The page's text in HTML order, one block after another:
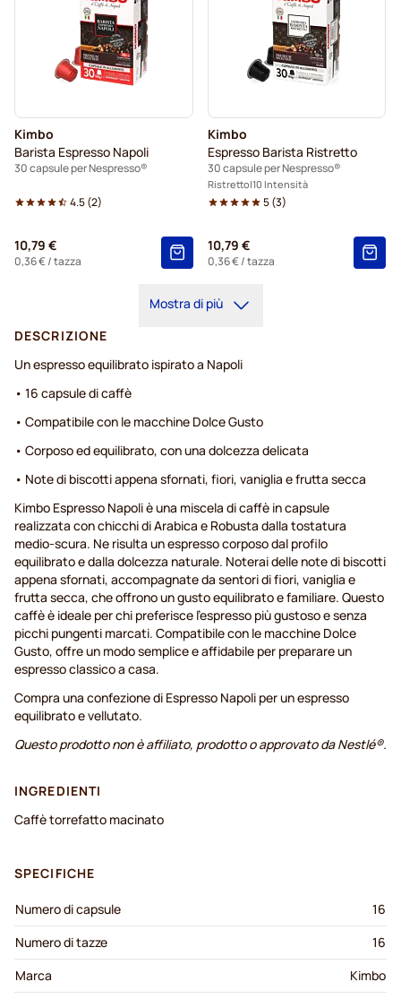
Kimbo
Barista Espresso Napoli
30 capsule per Nespresso®
4.5(2)
10,79 €
0,36 €/ tazza
Kimbo
Espresso Barista Ristretto
30 capsule per Nespresso®
Ristretto 10 Intensità
5(3)
10,79 €
0,36 €/ tazza
Mostra di più
DESCRIZIONE
Un espresso equilibrato ispirato a Napoli
• 16 capsule di caffè
• Compatibile con le macchine Dolce Gusto
• Corposo ed equilibrato, con una dolcezza delicata
• Note di biscotti appena sfornati, fiori, vaniglia e frutta secca
Kimbo Espresso Napoli è una miscela di caffè in capsule
realizzata con chicchi di Arabica e Robusta dalla tostatura
medio-scura. Ne risulta un espresso corposo dal profilo
equilibrato e dalla dolcezza naturale. Noterai delle note di biscotti
appena sfornati, accompagnate da sentori di fiori, vaniglia e
frutta secca, che offrono un gusto equilibrato e familiare. Questo
caffè è ideale per chi preferisce l'espresso più gustoso e senza
picchi pungenti marcati. Compatibile con le macchine Dolce
Gusto, offre un modo semplice e affidabile per preparare un
espresso classico a casa.
Compra una confezione di Espresso Napoli per un espresso
equilibrato e vellutato.
Questo prodotto non è affiliato, prodotto o approvato da Nestlé®.
INGREDIENTI
Caffè torrefatto macinato
SPECIFICHE
Numero di capsule
16
Numero di tazze
16
Marca
Kimbo